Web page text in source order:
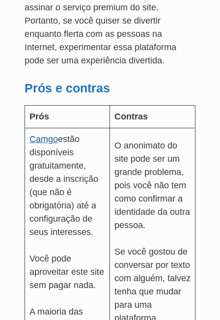
assinar o serviço premium do site.
Portanto, se você quiser se divertir
enquanto flerta com as pessoas na
Internet, experimentar essa plataforma
pode ser uma experiência divertida.
Prós e contras
Prós Contras
Camgoestão
disponíveis
gratuitamente,
desde a inscrição
(que não é
obrigatória) até a
configuração de
seus interesses.
Você pode
aproveitar este site
sem pagar nada.
A maioria das
O anonimato do
site pode ser um
grande problema,
pois você não tem
como confirmar a
identidade da outra
pessoa.
Se você gostou de
conversar por texto
com alguém, talvez
tenha que mudar
para uma
plataforma